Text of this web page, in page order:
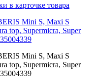
в карточке товара
Mini S, Maxi S
top, Supermicra, Super
Mini S, Maxi S
top, Supermicra, Super